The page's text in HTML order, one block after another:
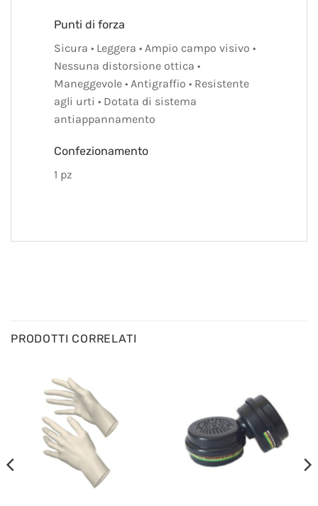
Punti di forza
Sicura • Leggera • Ampio campo visivo •
Nessuna distorsione ottica •
Maneggevole • Antigraffio • Resistente
agli urti • Dotata di sistema
antiappannamento
Confezionamento
1 pz
PRODOTTI CORRELATI